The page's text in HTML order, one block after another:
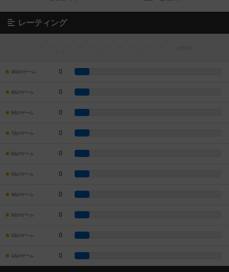
レーティング
10点のゲーム 0
9点のゲーム 0
8点のゲーム 0
7点のゲーム 0
6点のゲーム 0
5点のゲーム 0
4点のゲーム 0
3点のゲーム 0
2点のゲーム 0
1点のゲーム 0